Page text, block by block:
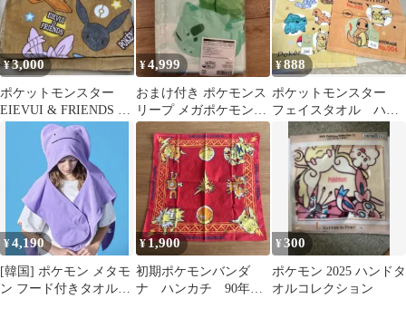
¥3,000
ポケットモンスター
EIEVUI & FRIENDS バ
スタオル
¥4,999
おまけ付き ポケモンス
リープ メガポケモンガ
チャ マフラータオル く
さタイプ
¥888
ポケットモンスター
フェイスタオル ハン
ドタオル ２枚セット
¥4,190
[韓国] ポケモン メタモ
ン フード付きタオル
¥1,900
初期ポケモンバンダ
ナ ハンカチ 90年
¥300
ポケモン 2025 ハンドタ
オルコレクション